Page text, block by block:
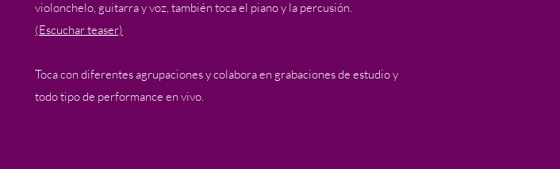
violonchelo, guitarra y voz, también toca el piano y la percusión.
(Escuchar teaser)
Toca con diferentes agrupaciones y colabora en grabaciones de estudio y
todo tipo de performance en vivo.